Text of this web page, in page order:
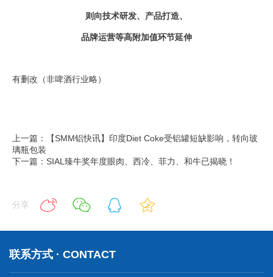
则向技术研发、产品打造、
品牌运营等高附加值环节延伸
有删改（非啤酒行业略）
上一篇：【SMM铝快讯】印度Diet Coke受铝罐短缺影响，转向玻
璃瓶包装
下一篇：SIAL臻牛奖年度眼肉、西冷、菲力、和牛已揭晓！
分享
联系方式 · CONTACT